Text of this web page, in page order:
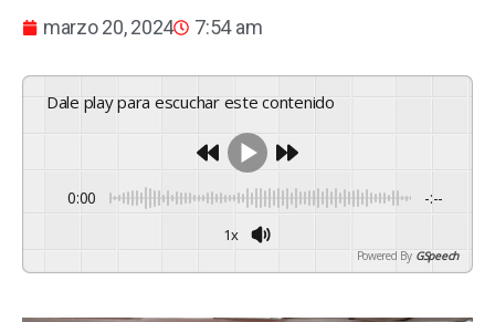
marzo 20, 2024 7:54 am
Dale play para escuchar este contenido
0:00 -:--
1x
Powered By GSpeech